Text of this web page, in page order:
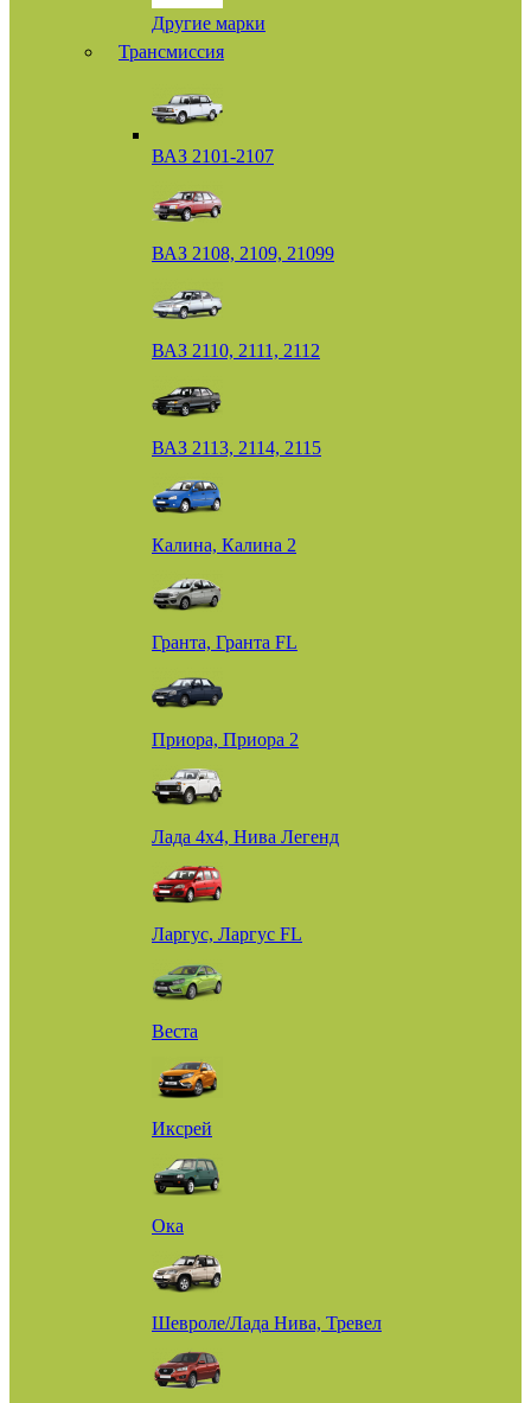
Другие марки
Трансмиссия
ВАЗ 2101-2107
ВАЗ 2108, 2109, 21099
ВАЗ 2110, 2111, 2112
ВАЗ 2113, 2114, 2115
Калина, Калина 2
Гранта, Гранта FL
Приора, Приора 2
Лада 4х4, Нива Легенд
Ларгус, Ларгус FL
Веста
Иксрей
Ока
Шевроле/Лада Нива, Тревел